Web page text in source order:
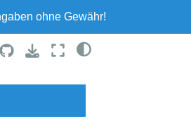
ohne Gewähr!